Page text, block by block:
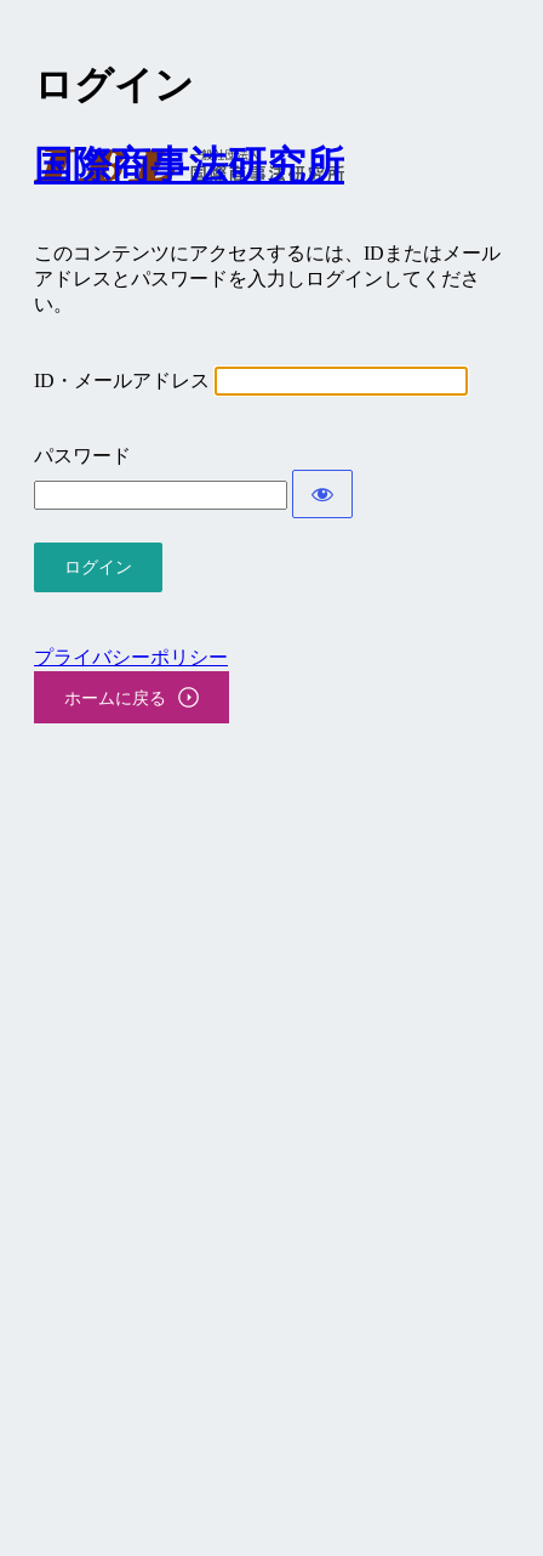
ログイン
国際商事法研究所
このコンテンツにアクセスするには、IDまたはメール
アドレスとパスワードを入力しログインしてくださ
い。
ID・メールアドレス
パスワード
プライバシーポリシー
ホームに戻る